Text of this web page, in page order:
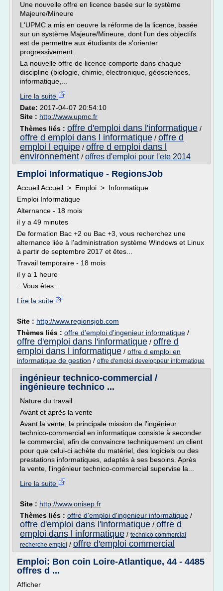
Une nouvelle offre en licence basée sur le système
Majeure/Mineure
L'UPMC a mis en oeuvre la réforme de la licence, basée
sur un système Majeure/Mineure, dont l'un des objectifs
est de permettre aux étudiants de s'orienter
progressivement.
La nouvelle offre de licence comporte dans chaque
discipline (biologie, chimie, électronique, géosciences,
informatique,...
Lire la suite
Date: 2017-04-07 20:54:10
Site : http://www.upmc.fr
Thèmes liés : offre d'emploi dans l'informatique /
offre d emploi dans l informatique / offre d
emploi l equipe / offre d emploi dans l
environnement / offres d'emploi pour l'ete 2014
Emploi Informatique - RegionsJob
Accueil Accueil > Emploi > Informatique
Emploi Informatique
Alternance - 18 mois
il y a 49 minutes
De formation Bac +2 ou Bac +3, vous recherchez une
alternance liée à l'administration système Windows et Linux
à partir de septembre 2017 et êtes...
Travail temporaire - 18 mois
il y a 1 heure
...Vous êtes...
Lire la suite
Site : http://www.regionsjob.com
Thèmes liés : offre d'emploi d'ingenieur informatique /
offre d'emploi dans l'informatique / offre d
emploi dans l informatique / offre d emploi en
informatique de gestion / offre d'emploi developpeur informatique
ingénieur technico-commercial /
ingénieure technico ...
Nature du travail
Avant et après la vente
Avant la vente, la principale mission de l'ingénieur
technico-commercial en informatique consiste à seconder
le commercial, afin de convaincre techniquement un client
pour que celui-ci achète du matériel, des logiciels ou des
prestations informatiques, adaptés à ses besoins. Après
la vente, l'ingénieur technico-commercial supervise la...
Lire la suite
Site : http://www.onisep.fr
Thèmes liés : offre d'emploi d'ingenieur informatique /
offre d'emploi dans l'informatique / offre d
emploi dans l informatique / technico commercial
recherche emploi / offre d'emploi commercial
Emploi: Bon coin Loire-Atlantique, 44 - 4485
offres d ...
Afficher